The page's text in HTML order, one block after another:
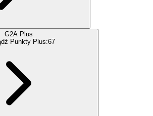
G2A Plus
Punkty Plus:67